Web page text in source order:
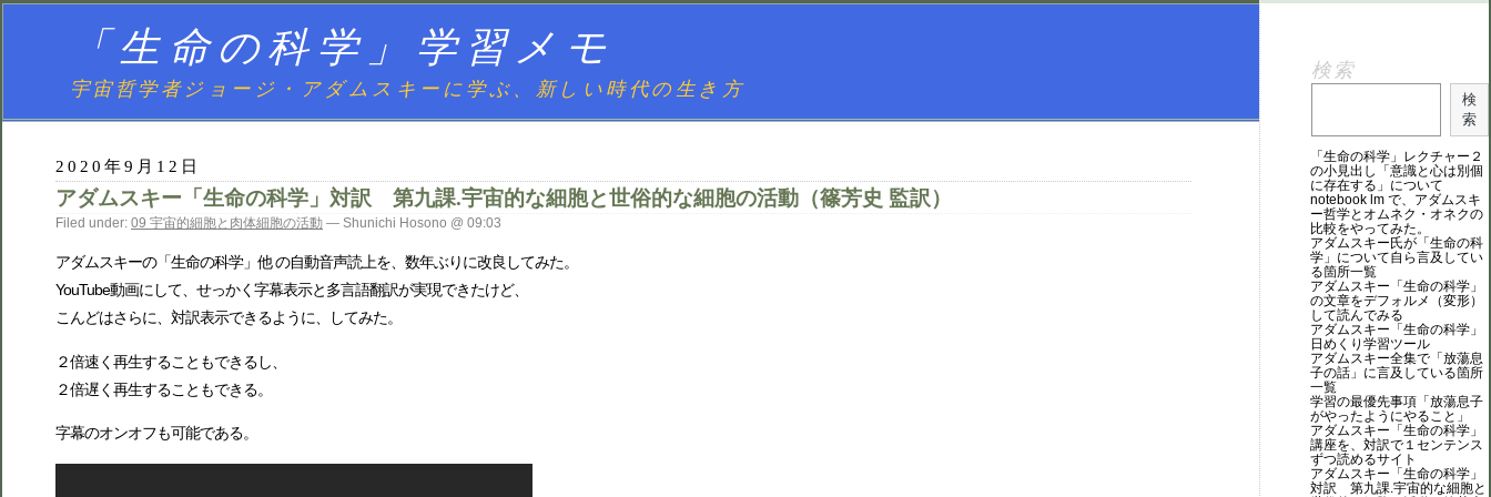
「生命の科学」学習メモ
宇宙哲学者ジョージ・アダムスキーに学ぶ、新しい時代の生き方
2020年9月12日
アダムスキー「生命の科学」対訳 第九課.宇宙的な細胞と世俗的な細胞の活動（篠芳史 監訳）
Filed under: 09 宇宙的細胞と肉体細胞の活動 — Shunichi Hosono @ 09:03
アダムスキーの「生命の科学」他 の自動音声読上を、数年ぶりに改良してみた。
YouTube動画にして、せっかく字幕表示と多言語翻訳が実現できたけど、
こんどはさらに、対訳表示できるように、してみた。
２倍速く再生することもできるし、
２倍遅く再生することもできる。
字幕のオンオフも可能である。
検索
検
索
「生命の科学」レクチャー２
の小見出し「意識と心は別個
に存在する」について
notebook lm で、アダムスキ
ー哲学とオムネク・オネクの
比較をやってみた。
アダムスキー氏が「生命の科
学」について自ら言及してい
る箇所一覧
アダムスキー「生命の科学」
の文章をデフォルメ（変形）
して読んでみる
アダムスキー「生命の科学」
日めくり学習ツール
アダムスキー全集で「放蕩息
子の話」に言及している箇所
一覧
学習の最優先事項「放蕩息子
がやったようにやること」
アダムスキー「生命の科学」
講座を、対訳で１センテンス
ずつ読めるサイト
アダムスキー「生命の科学」
対訳 第九課.宇宙的な細胞と